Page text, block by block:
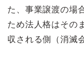
た、事業譲渡の場
ため法人格はその
収される側（消滅